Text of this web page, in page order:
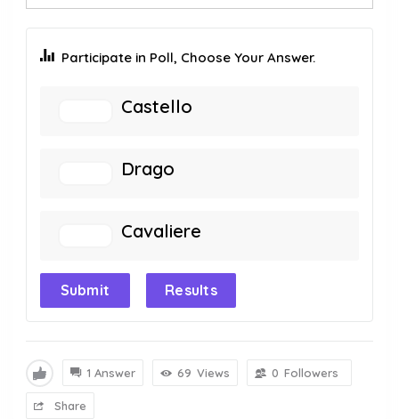
Participate in Poll, Choose Your Answer.
Castello
Drago
Cavaliere
Submit Results
1 Answer 69 Views 0 Followers
Share